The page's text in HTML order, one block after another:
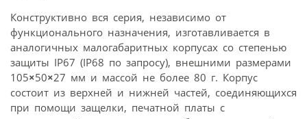
Конструктивно вся серия, независимо от
функционального назначения, изготавливается в
аналогичных малогабаритных корпусах со степенью
защиты IP67 (IP68 по запросу), внешними размерами
105×50×27 мм и массой не более 80 г. Корпус
состоит из верхней и нижней частей, соединяющихся
при помощи защелки, печатной платы с